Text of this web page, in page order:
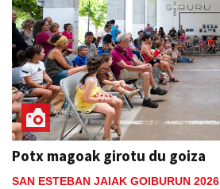
Potx magoak girotu du goiza
SAN ESTEBAN JAIAK GOIBURUN 2026